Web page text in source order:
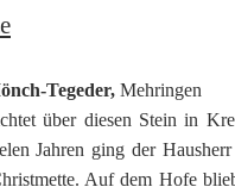
Tegeder, Mehringen
über diesen Stein in
Jahren ging der
Auf dem Hofe